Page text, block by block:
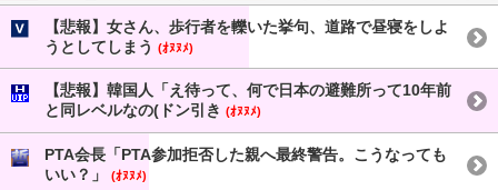
【悲報】女さん、歩行者を轢いた挙句、道路で昼寝をしよ
うとしてしまう (ｵﾇﾇﾒ)
【悲報】韓国人「え待って、何で日本の避難所って10年前
と同レベルなの(ドン引き (ｵﾇﾇﾒ)
PTA会長「PTA参加拒否した親へ最終警告。こうなっても
いい？」
(ｵﾇﾇﾒ)